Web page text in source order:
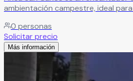
ambientación campestre, ideal
desconectarse de la rutina y
diferente sin salir de la ciudad. Aquí, tanto tú como tus
invitados podrán vivir una
un ambiente acogedor que hará de
Leer más
0 personas
Solicitar precio
Más información